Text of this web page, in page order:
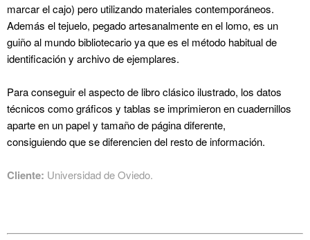
marcar el cajo) pero utilizando materiales contemporáneos.
Además el tejuelo, pegado artesanalmente en el lomo, es un
guiño al mundo bibliotecario ya que es el método habitual de
identificación y archivo de ejemplares.
Para conseguir el aspecto de libro clásico ilustrado, los datos
técnicos como gráficos y tablas se imprimieron en cuadernillos
aparte en un papel y tamaño de página diferente,
consiguiendo que se diferencien del resto de información.
Cliente: Universidad de Oviedo.